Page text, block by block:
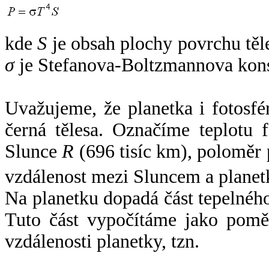
kdeS je obsah plochy povrchu
σje Stefanova-Boltzmannova
Uvažujeme, že planetka i
černá tělesa. Označíme
SlunceR (696 tisíc km),
vzdálenost mezi Sluncem a
Na planetku dopadá část
Tuto část vypočítáme jako
vzdálenosti planetky, tzn.